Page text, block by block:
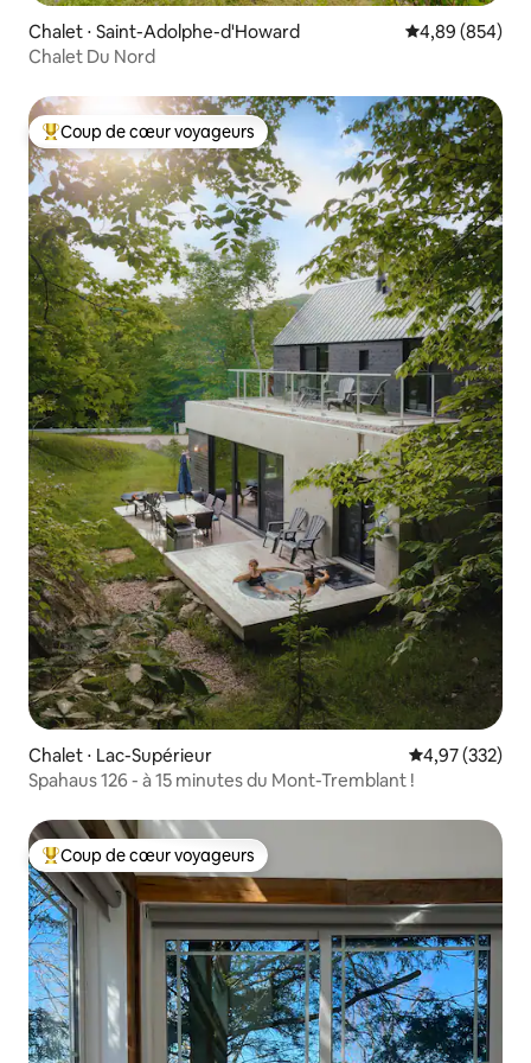
Chalet ⋅ Saint-Adolphe-d'Howard Évaluation
4,89 (854)
Chalet Du Nord
Coups de cœur voyageurs les plus appréciés
Coup de cœur voyageurs
Chalet ⋅ Lac-Supérieur Évaluation
4,97 (332)
Spahaus 126 - à 15 minutes du Mont-Tremblant !
Coups de cœur voyageurs les plus appréciés
Coup de cœur voyageurs